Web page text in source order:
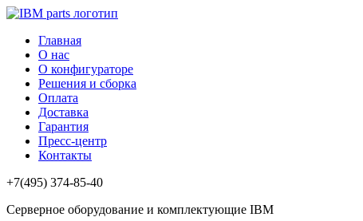
Главная
О нас
О конфигураторе
Решения и сборка
Оплата
Доставка
Гарантия
Пресс-центр
Контакты
+7(495) 374-85-40
Серверное оборудование и комплектующие IBM